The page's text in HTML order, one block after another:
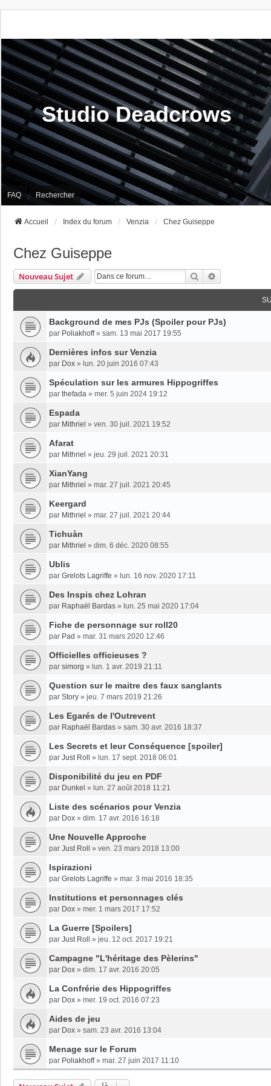
Studio Deadcrows
FAQ Rechercher
Accueil Index du forum Venzia Chez Guiseppe
Chez Guiseppe
Nouveau Sujet Rechercher
Background de mes PJs (Spoiler pour PJs)
par Poliakhoff» sam. 13 mai 2017 19:55
Dernières infos sur Venzia
par Dox » lun. 20 juin 2016 07:43
Spéculation sur les armures Hippogriffes
par thefada » mer. 5 juin 2024 19:12
Espada
par Mithriel » ven. 30 juil. 2021 19:52
Afarat
par Mithriel » jeu. 29 juil. 2021 20:31
XianYang
par Mithriel » mar. 27 juil. 2021 20:45
Keergard
par Mithriel » mar. 27 juil. 2021 20:44
Tichuàn
par Mithriel » dim. 6 déc. 2020 08:55
Ublis
par Grelots Lagriffe » lun. 16 nov. 2020 17:11
Des Inspis chez Lohran
par Raphaël Bardas » lun. 25 mai 2020 17:04
Fiche de personnage sur roll20
par Pad » mar. 31 mars 2020 12:46
Officielles officieuses ?
par simorg » lun. 1 avr. 2019 21:11
Question sur le maitre des faux sanglants
par Story » jeu. 7 mars 2019 21:26
Les Egarés de l'Outrevent
par Raphaël Bardas » sam. 30 avr. 2016 18:37
Les Secrets et leur Conséquence [spoiler]
par Just Roll » lun. 17 sept. 2018 06:01
Disponibilité du jeu en PDF
par Dunkel » lun. 27 août 2018 11:21
Liste des scénarios pour Venzia
par Dox » dim. 17 avr. 2016 16:18
Une Nouvelle Approche
par Just Roll » ven. 23 mars 2018 13:00
Ispirazioni
par Grelots Lagriffe » mar. 3 mai 2016 18:35
Institutions et personnages clés
par Dox » mer. 1 mars 2017 17:52
La Guerre [Spoilers]
par Just Roll » jeu. 12 oct. 2017 19:21
Campagne "L'héritage des Pèlerins"
par Dox » dim. 17 avr. 2016 20:05
La Confrérie des Hippogriffes
par Dox » mer. 19 oct. 2016 07:23
Aides de jeu
par Dox » sam. 23 avr. 2016 13:04
Menage sur le Forum
par Poliakhoff» mar. 27 juin 2017 11:10